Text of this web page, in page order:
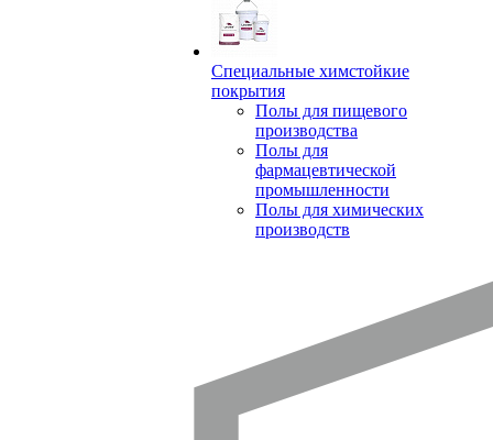
Специальные химстойкие
покрытия
Полы для пищевого
производства
Полы для
фармацевтической
промышленности
Полы для химических
производств